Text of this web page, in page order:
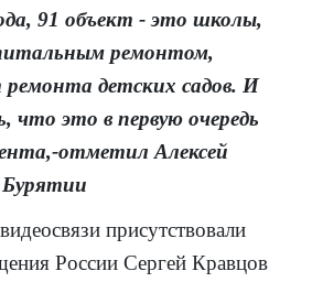
91 объект - это школы,
ремонтом,
детских садов. И
это в первую очередь
отметил Алексей
Бурятии
присутствовали
России Сергей Кравцов